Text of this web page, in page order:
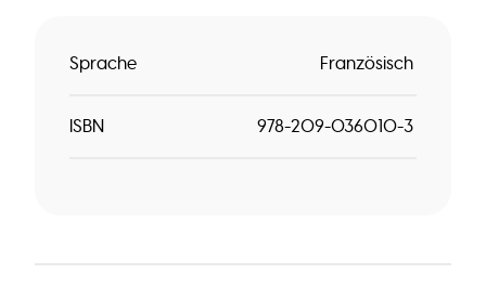
Sprache Französisch
ISBN 978-209-036010-3